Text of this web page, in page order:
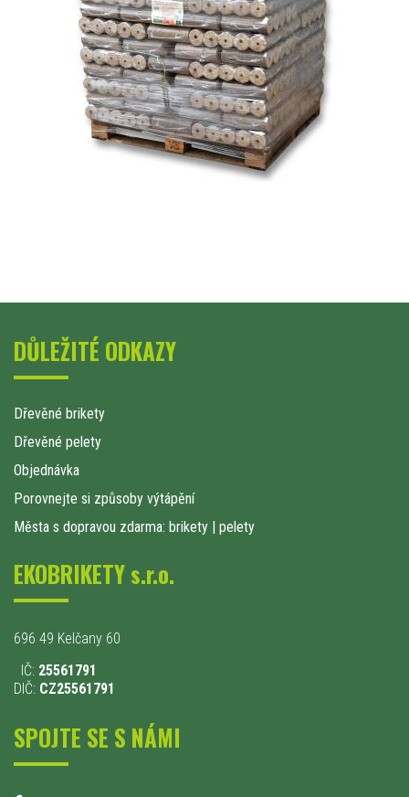
DŮLEŽITÉ ODKAZY
Dřevěné brikety
Dřevěné pelety
Objednávka
Porovnejte si způsoby výtápění
Města s dopravou zdarma: brikety | pelety
EKOBRIKETY s.r.o.
696 49 Kelčany 60
IČ: 25561791
DIČ: CZ25561791
SPOJTE SE S NÁMI